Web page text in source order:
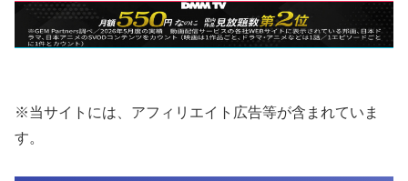
※当サイトには、アフィリエイト広告等が含まれていま
す。